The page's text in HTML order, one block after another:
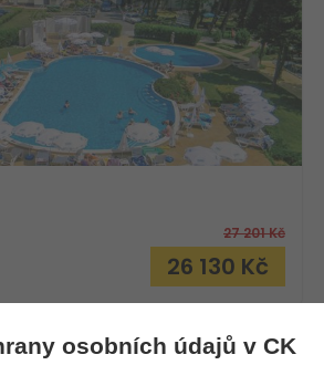
27 201Kč
26 130 Kč
osobních údajů v CK